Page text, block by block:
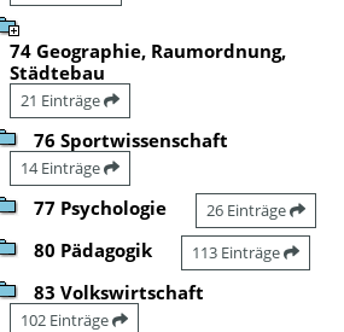
74 Geographie, Raumordnung,
Städtebau
21 Einträge
76 Sportwissenschaft
14 Einträge
77 Psychologie 26 Einträge
80 Pädagogik 113 Einträge
83 Volkswirtschaft
102 Einträge